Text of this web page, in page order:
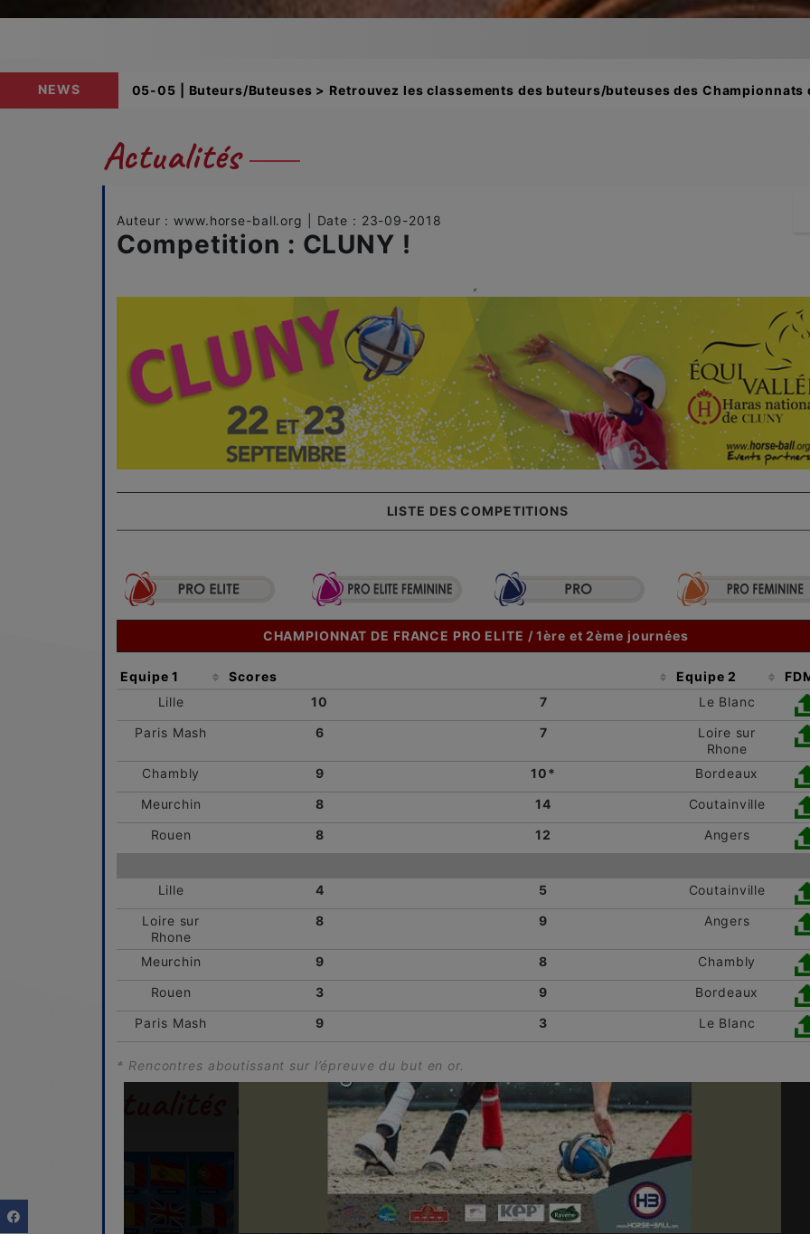
NEWS 05-05 | Buteurs/Buteuses > Retrouvez les classements des buteurs/buteuses des Championnats
Actualités
Auteur : www.horse-ball.org | Date : 23-09-2018
Competition : CLUNY !
LISTE DES COMPETITIONS
CHAMPIONNAT DE FRANCE PRO ELITE / 1ère et 2ème journées
Equipe 1 Scores Equipe 2
Lille
10 7
Le Blanc
Paris Mash
6 7
Loire sur
Rhone
Chambly
9 10*
Bordeaux
Meurchin
8 14
Coutainville
Rouen
8 12 Angers
Lille 4 5
Coutainville
Loire sur
Rhone
8 9 Angers
Meurchin 9 8
Chambly
Rouen
3 9
Bordeaux
Paris Mash
9 3 Le Blanc
* Rencontres aboutissant sur l’épreuve du but en or.